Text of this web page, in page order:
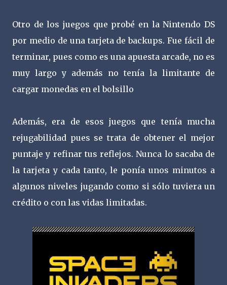
Otro de los juegos que probé en la Nintendo DS
por medio de una tarjeta de backups. Fue fácil de
terminar, pues como es una apuesta arcade, no es
muy largo y además no tenía la limitante de
cargar monedas en el bolsillo
Además, era de esos juegos que tenía mucha
rejugabilidad pues se trata de obtener el mejor
puntaje y refinar tus reflejos. Nunca lo sacaba de
la tarjeta y cada tanto, le ponía unos minutos a
algunos niveles jugando como si sólo tuviera un
crédito o con las vidas limitadas.